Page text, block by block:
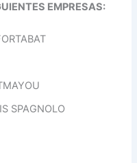
EMPRESAS:
SPAGNOLO